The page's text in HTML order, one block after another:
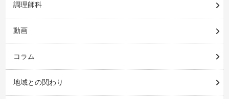
調理師科
動画
コラム
地域との関わり